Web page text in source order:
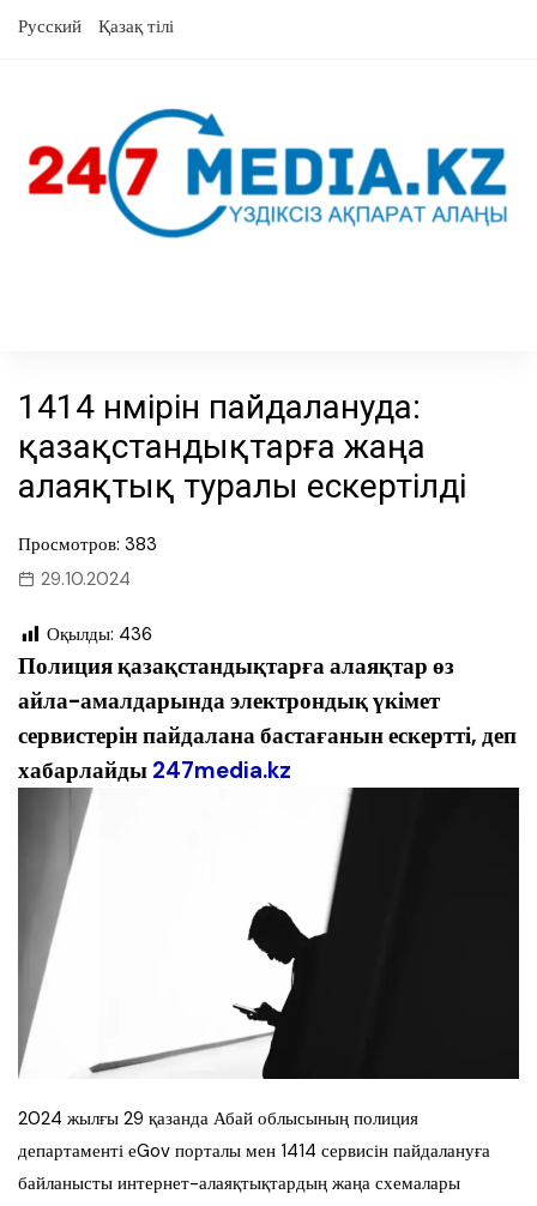
Русский Қазақ тілі
1414 нөмірін пайдалануда:
қазақстандықтарға жаңа
алаяқтық туралы ескертілді
Просмотров: 383
29.10.2024
Оқылды: 436
Полиция қазақстандықтарға алаяқтар өз
айла-амалдарында электрондық үкімет
сервистерін пайдалана бастағанын ескертті, деп
хабарлайды 247media.kz
2024 жылғы 29 қазанда Абай облысының полиция
департаменті еGov порталы мен 1414 сервисін пайдалануға
байланысты интернет-алаяқтықтардың жаңа схемалары